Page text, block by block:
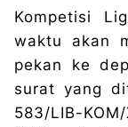
Kompetisi
waktu akan
pekan ke
surat yang
583/LIB-